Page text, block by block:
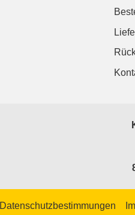
Datenschutzbestimmungen